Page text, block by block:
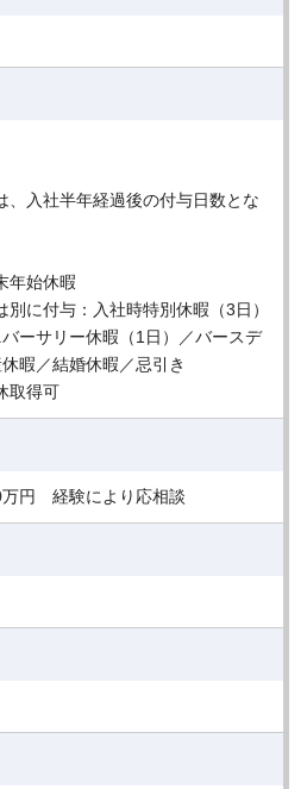
、入社半年経過後の付与日数とな
年始休暇
に付与：入社時特別休暇（3日）
ーサリー休暇（1日）／バースデ
暇／結婚休暇／忌引き
取得可
円 経験により応相談